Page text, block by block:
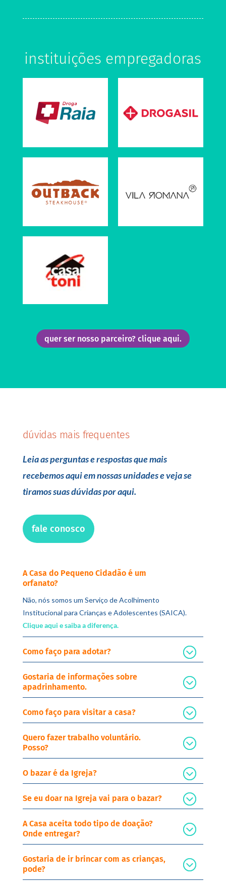
instituições empregadoras
quer ser nosso parceiro? clique aqui.
dúvidas mais frequentes
Leia as perguntas e respostas que mais
recebemos aqui em nossas unidades e veja se
tiramos suas dúvidas por aqui.
fale conosco
A Casa do Pequeno Cidadão é um
orfanato?
Não, nós somos um Serviço de Acolhimento
Institucional para Crianças e Adolescentes (SAICA).
Clique aqui e saiba a diferença.
Como faço para adotar?
Gostaria de informações sobre
apadrinhamento.
Como faço para visitar a casa?
Quero fazer trabalho voluntário.
Posso?
O bazar é da Igreja?
Se eu doar na Igreja vai para o bazar?
A Casa aceita todo tipo de doação?
Onde entregar?
Gostaria de ir brincar com as crianças,
pode?